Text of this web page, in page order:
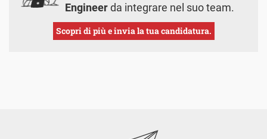
Engineerda integrare nel suo team.
Scopri di più e invia la tua candidatura.